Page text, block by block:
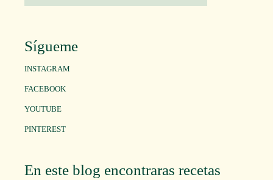
Sígueme
INSTAGRAM
FACEBOOK
YOUTUBE
PINTEREST
En este blog encontraras recetas